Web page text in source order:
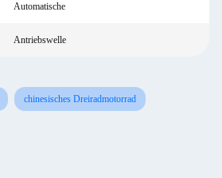
Automatische
Antriebswelle
chinesisches Dreiradmotorrad